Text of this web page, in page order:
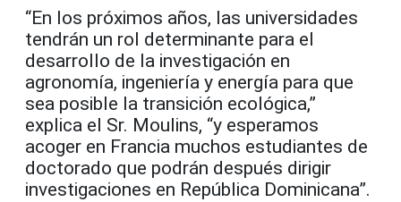
“En los próximos años, las universidades
tendrán un rol determinante para el
desarrollo de la investigación en
agronomía, ingeniería y energía para que
sea posible la transición ecológica,”
explica el Sr. Moulins, “y esperamos
acoger en Francia muchos estudiantes de
doctorado que podrán después dirigir
investigaciones en República Dominicana”.